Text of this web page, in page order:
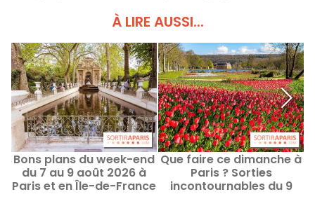
À LIRE AUSSI...
Bons plans du week-end
du 7 au 9 août 2026 à
Paris et en Île-de-France
Que faire ce dimanche à
Paris ? Sorties
incontournables du 9